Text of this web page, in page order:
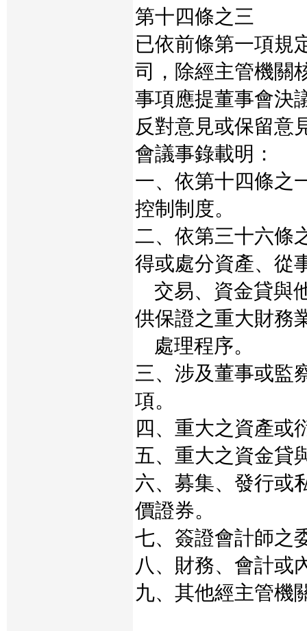
第十四條之三
已依前條第一項規
司，除經主管機關
事項應提董事會決
反對意見或保留意
會議事錄載明：
一、依第十四條之
控制制度。
二、依第三十六條
得或處分資產、從
交易、資金貸與
供保證之重大財務
處理程序。
三、涉及董事或監
項。
四、重大之資產或
五、重大之資金貸
六、募集、發行或
價證券。
七、簽證會計師之
八、財務、會計或
九、其他經主管機